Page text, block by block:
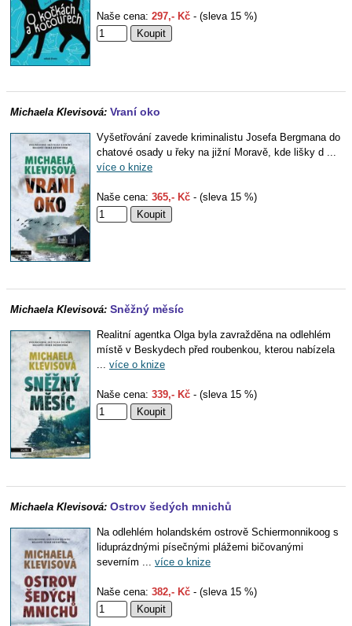
Naše cena: 297,- Kč - (sleva 15 %)
Michaela Klevisová: Vraní oko
Vyšetřování zavede kriminalistu Josefa Bergmana do
chatové osady u řeky na jižní Moravě, kde lišky d ...
více o knize
Naše cena: 365,- Kč - (sleva 15 %)
Michaela Klevisová: Sněžný měsíc
Realitní agentka Olga byla zavražděna na odlehlém
místě v Beskydech před roubenkou, kterou nabízela
... více o knize
Naše cena: 339,- Kč - (sleva 15 %)
Michaela Klevisová: Ostrov šedých mnichů
Na odlehlém holandském ostrově Schiermonnikoog s
liduprázdnými písečnými plážemi bičovanými
severním ... více o knize
Naše cena: 382,- Kč - (sleva 15 %)